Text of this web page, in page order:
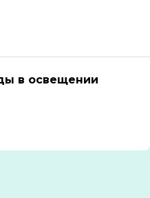
в освещении